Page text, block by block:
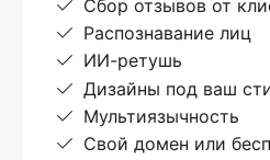
Сбор отзывов от
Распознавание лиц
ИИ-ретушь
Дизайны под ваш
Мультиязычность
Свой домен или